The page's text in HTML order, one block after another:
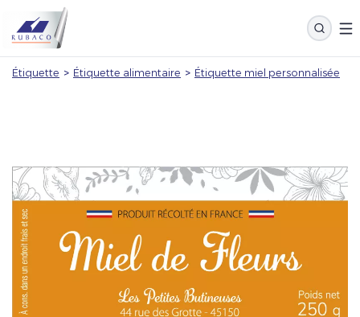
Étiquette > Étiquette alimentaire > Étiquette miel personnalisée